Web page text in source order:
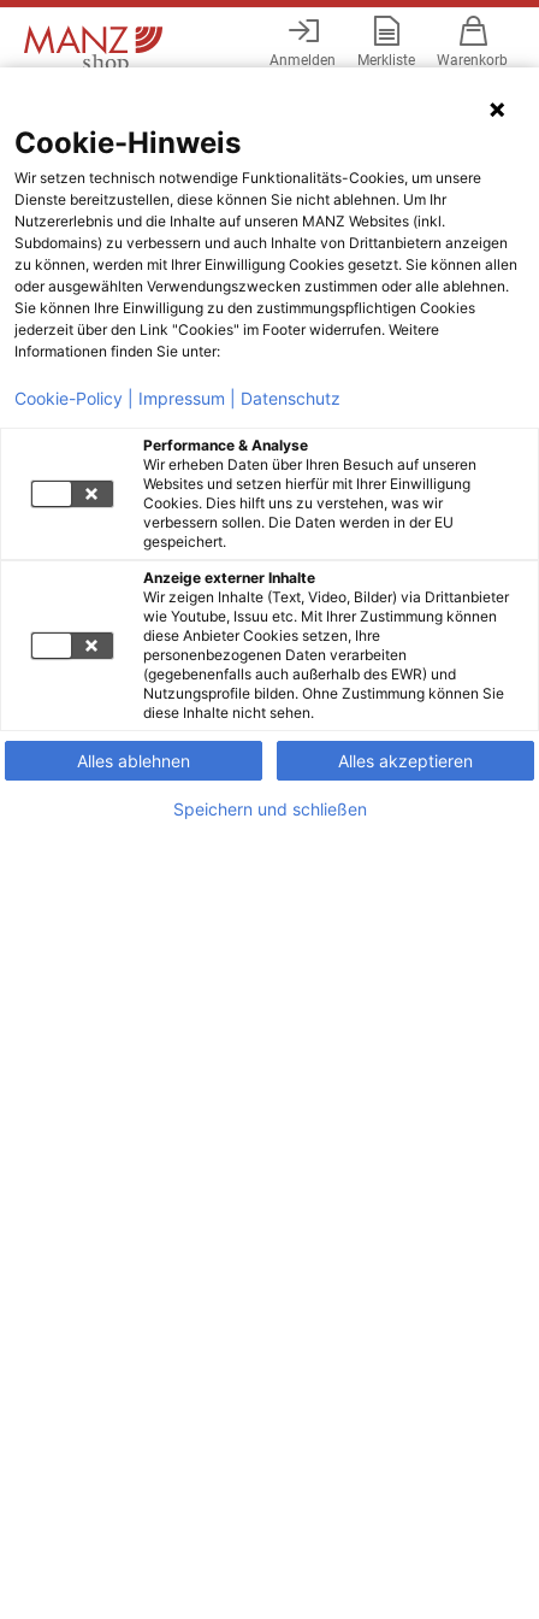
Anmelden Merkliste Warenkorb
Cookie-Hinweis
Wir setzen technisch notwendige Funktionalitäts-Cookies, um unsere
Dienste bereitzustellen, diese können Sie nicht ablehnen. Um Ihr
Nutzererlebnis und die Inhalte auf unseren MANZ Websites (inkl.
Subdomains) zu verbessern und auch Inhalte von Drittanbietern anzeigen
zu können, werden mit Ihrer Einwilligung Cookies gesetzt. Sie können allen
oder ausgewählten Verwendungszwecken zustimmen oder alle ablehnen.
Sie können Ihre Einwilligung zu den zustimmungspflichtigen Cookies
jederzeit über den Link "Cookies" im Footer widerrufen. Weitere
Informationen finden Sie unter:
Cookie-Policy | Impressum | Datenschutz
Performance & Analyse
Wir erheben Daten über Ihren Besuch auf unseren
Websites und setzen hierfür mit Ihrer Einwilligung
Cookies. Dies hilft uns zu verstehen, was wir
verbessern sollen. Die Daten werden in der EU
gespeichert.
Anzeige externer Inhalte
Wir zeigen Inhalte (Text, Video, Bilder) via Drittanbieter
wie Youtube, Issuu etc. Mit Ihrer Zustimmung können
diese Anbieter Cookies setzen, Ihre
personenbezogenen Daten verarbeiten
(gegebenenfalls auch außerhalb des EWR) und
Nutzungsprofile bilden. Ohne Zustimmung können Sie
diese Inhalte nicht sehen.
Alles ablehnen Alles akzeptieren
Speichern und schließen